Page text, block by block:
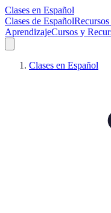
Clases en Español
Clases de Español
AprendizajeCursos y
Clases en Español